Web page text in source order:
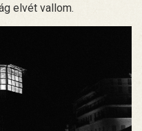
elvét vallom.